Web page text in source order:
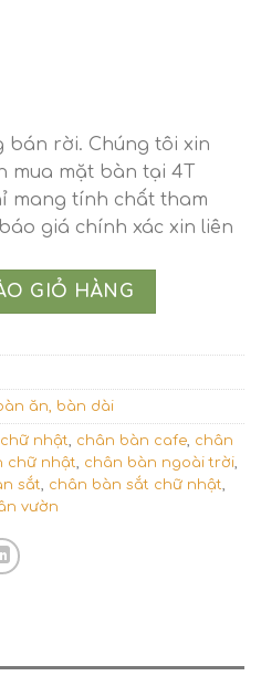
bán rời. Chúng tôi xin
mua mặt bàn tại 4T
mang tính chất tham
giá chính xác xin liên
O đan xen CB283 số lượng
GIỎ HÀNG
ăn, bàn dài
nhật, chân bàn cafe, chân
chữ nhật, chân bàn ngoài trời,
sắt, chân bàn sắt chữ nhật,
vườn